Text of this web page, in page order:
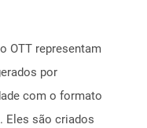
OTT representam
por
com o formato
Eles são criados